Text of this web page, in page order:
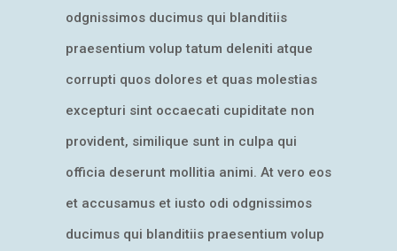
odgnissimos ducimus qui blanditiis
praesentium volup tatum deleniti atque
corrupti quos dolores et quas molestias
excepturi sint occaecati cupiditate non
provident, similique sunt in culpa qui
officia deserunt mollitia animi. At vero eos
et accusamus et iusto odi odgnissimos
ducimus qui blanditiis praesentium volup